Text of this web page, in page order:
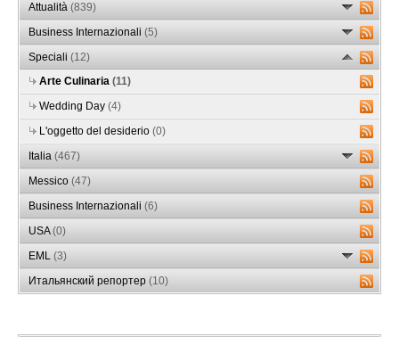
Attualità (839)
Business Internazionali (5)
Speciali (12)
Arte Culinaria (11)
Wedding Day (4)
L'oggetto del desiderio (0)
Italia (467)
Messico (47)
Business Internazionali (6)
USA(0)
EML (3)
Итальянский репортер (10)